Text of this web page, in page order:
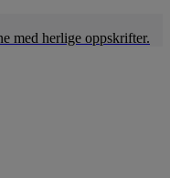
med herlige oppskrifter.